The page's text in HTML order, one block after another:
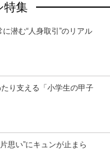
特集
潜む“人身取引”のリアル
り支える「小学生の甲子
思い”にキュンが止まら